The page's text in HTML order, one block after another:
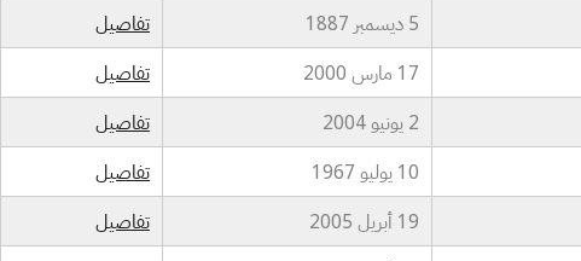
5 ديسمبر 1887
تفاصيل
17 مارس 2000
تفاصيل
2 يونيو 2004
تفاصيل
10 يوليو 1967
تفاصيل
19 أبريل 2005
تفاصيل